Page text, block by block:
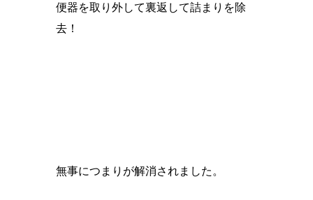
便器を取り外して裏返して詰まりを除
去！
無事につまりが解消されました。